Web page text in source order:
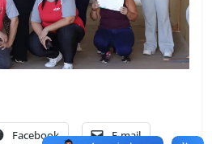
Facebook E-mail